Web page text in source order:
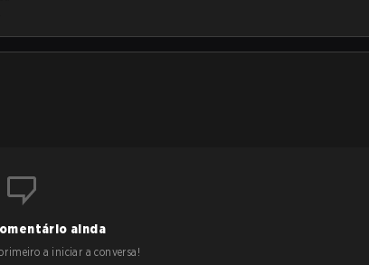
ainda
a iniciar a conversa!